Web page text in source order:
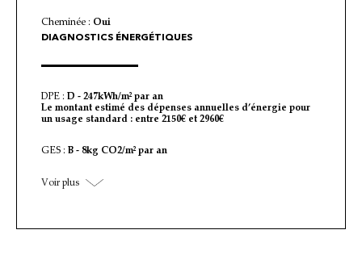
Cheminée : Oui
DIAGNOSTICS ÉNERGÉTIQUES
DPE : D - 247kWh/m² par an
Le montant estimé des dépenses annuelles d’énergie pour
un usage standard : entre 2150€ et 2960€
GES : B - 8kg CO2/m² par an
Voir plus